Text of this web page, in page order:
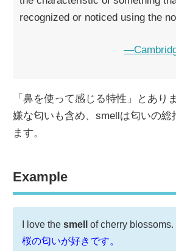
recognized or noticed using the
「鼻を使って感じる特性」とあり
嫌な匂いも含め、smellは匂いの総
ます。
Example
I love the smell
of cherry blossoms.
桜の匂いが好きです。